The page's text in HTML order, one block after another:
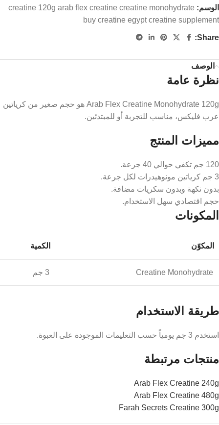
الوسم: creatine 120g arab flex creatine creatine monohydrate
buy creatine egypt creatine supplement
Share:
الوصف
نظرة عامة
Arab Flex Creatine Monohydrate 120g هو حجم صغير من كرياتين
عرب فليكس، مناسب للتجربة أو للمبتدئين.
مميزات المنتج
120 جم تكفي حوالي 40 جرعة.
3 جم كرياتين مونوهيدرات لكل جرعة.
بدون نكهة وبدون سكريات مضافة.
حجم اقتصادي سهل الاستخدام.
المكونات
المكوّن الكمية
Creatine Monohydrate 3 جم
طريقة الاستخدام
استخدم 3 جم يومياً حسب التعليمات الموجودة على العبوة.
منتجات مرتبطة
Arab Flex Creatine 240g
Arab Flex Creatine 480g
Farah Secrets Creatine 300g